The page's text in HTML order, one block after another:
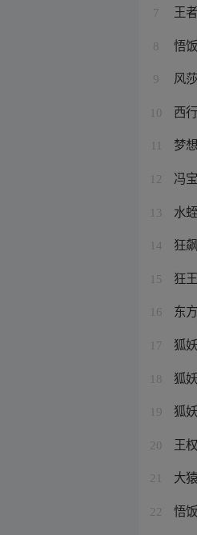
7 王
8 悟
9 风
10 西
梦
12 冯
13 水
14 狂
15 狂
16 东
17 狐
18 狐
19 狐
20 王
21 大
22 悟